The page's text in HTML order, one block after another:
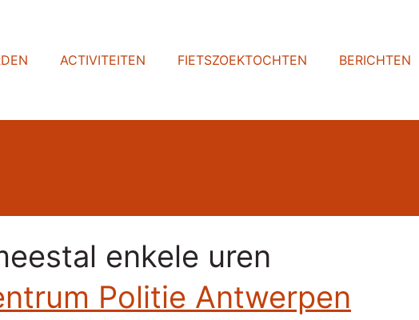
ACTIVITEITEN FIETSZOEKTOCHTEN BERICHTEN
enkele uren
Politie Antwerpen